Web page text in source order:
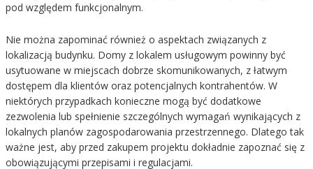
pod względem funkcjonalnym.
Nie można zapominać również o aspektach związanych z
lokalizacją budynku. Domy z lokalem usługowym powinny być
usytuowane w miejscach dobrze skomunikowanych, z łatwym
dostępem dla klientów oraz potencjalnych kontrahentów. W
niektórych przypadkach konieczne mogą być dodatkowe
zezwolenia lub spełnienie szczególnych wymagań wynikających z
lokalnych planów zagospodarowania przestrzennego. Dlatego tak
ważne jest, aby przed zakupem projektu dokładnie zapoznać się z
obowiązującymi przepisami i regulacjami.